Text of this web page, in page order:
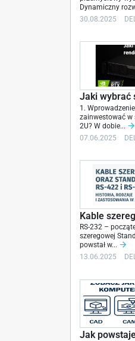
Dynamiczny
30.08.2025
1.
zainwestować w
2U? W dobie...
07.06.2025
RS-232 –
szeregowej
powstał w...
13.06.2025